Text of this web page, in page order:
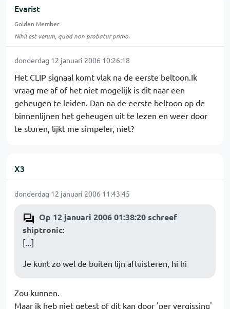
Evarist
Golden Member
Nihil est verum, quod non probatur primo.
donderdag 12 januari 2006 10:26:18
Het CLIP signaal komt vlak na de eerste beltoon.Ik
vraag me af of het niet mogelijk is dit naar een
geheugen te leiden. Dan na de eerste beltoon op de
binnenlijnen het geheugen uit te lezen en weer door
te sturen, lijkt me simpeler, niet?
X3
donderdag 12 januari 2006 11:43:45
Op 12 januari 2006 01:38:20 schreef
shiptronic:
[...]
Je kunt zo wel de buiten lijn afluisteren, hi hi
Zou kunnen.
Maar ik heb niet getest of dit kan door 'per vergissing'